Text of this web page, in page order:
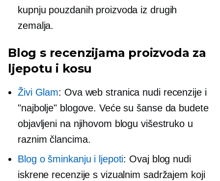
kupnju pouzdanih proizvoda iz drugih
zemalja.
Blog s recenzijama proizvoda za
ljepotu i kosu
Živi Glam: Ova web stranica nudi recenzije i
"najbolje" blogove. Veće su šanse da budete
objavljeni na njihovom blogu višestruko u
raznim člancima.
Blog o šminkanju i ljepoti: Ovaj blog nudi
iskrene recenzije s vizualnim sadržajem koji